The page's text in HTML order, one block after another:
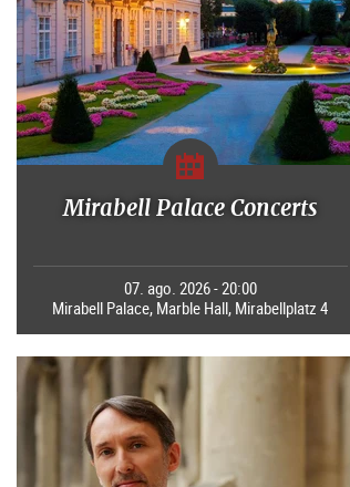
Mirabell Palace Concerts
07. ago. 2026 - 20:00
Mirabell Palace, Marble Hall, Mirabellplatz 4